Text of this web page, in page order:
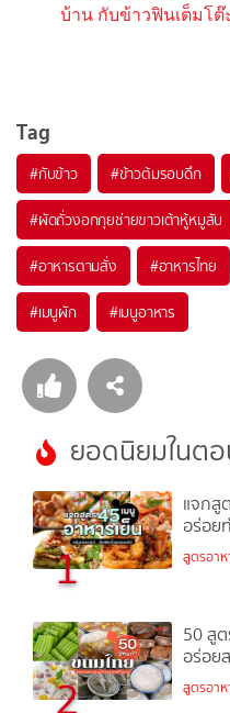
บ้าน กับข้าวฟินเต็มโต๊
Tag
#กับข้าว #ข้าวต้มรอบดึก
#ผัดถั่วงอกกุยช่ายขาวเต้าหู้หมูสับ
#อาหารตามสั่ง #อาหารไทย
#เมนูผัก #เมนูอาหาร
ยอดนิยมในต
1
แจกสู
อร่อย
สูตรอาห
2
50 สู
อร่อย
สูตรอาห